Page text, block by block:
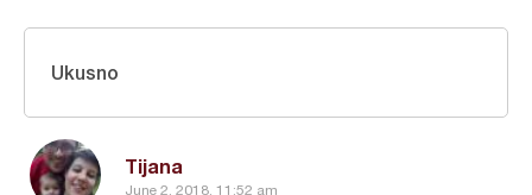
Tijana
June 2, 2018, 11:52 am
Ukusno